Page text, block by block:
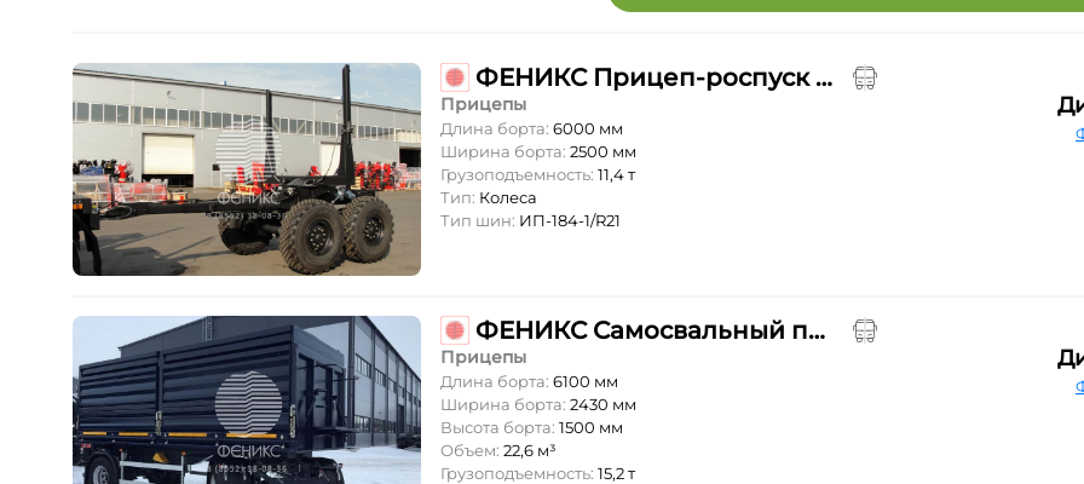
ФЕНИКС Прицеп-роспуск лесовозный 780598
Прицепы
Длина борта: 6000 мм
Ширина борта: 2500 мм
Грузоподъемность: 11,4 т
Тип: Колеса
Тип шин: ИП-184-1/R21
ФЕНИКС Самосвальный прицеп 780255
Прицепы
Длина борта: 6100 мм
Ширина борта: 2430 мм
Высота борта: 1500 мм
Объем: 22,6 м³
Грузоподъемность: 15,2 т